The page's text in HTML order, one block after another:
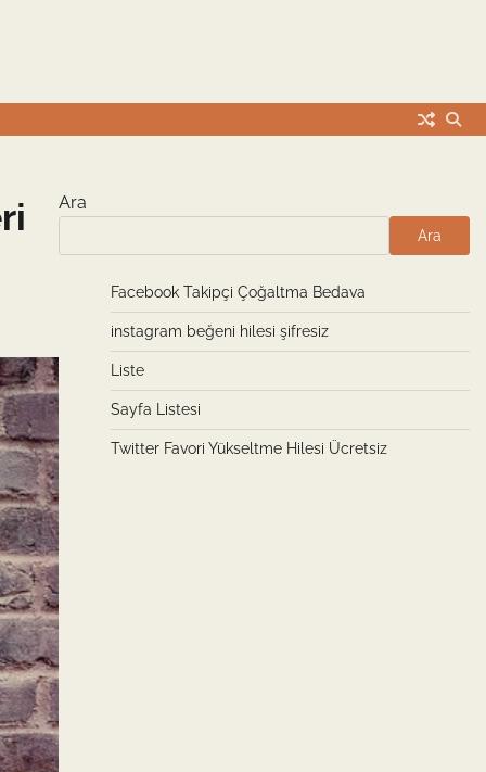
Ara
Ara
Facebook Takipçi Çoğaltma Bedava
instagram beğeni hilesi şifresiz
Liste
Sayfa Listesi
Twitter Favori Yükseltme Hilesi Ücretsiz